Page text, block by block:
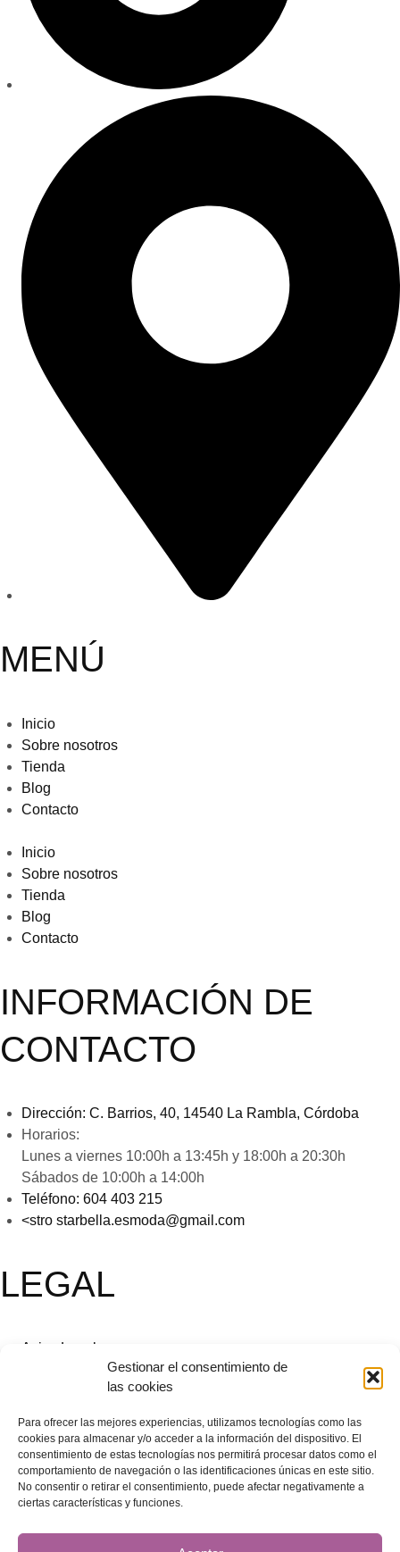
Gestionar el consentimiento de
las cookies
Para ofrecer las mejores experiencias, utilizamos tecnologías como las
cookies para almacenar y/o acceder a la información del dispositivo. El
consentimiento de estas tecnologías nos permitirá procesar datos como el
comportamiento de navegación o las identificaciones únicas en este sitio.
No consentir o retirar el consentimiento, puede afectar negativamente a
ciertas características y funciones.
MENÚ
Inicio
Sobre nosotros
Tienda
Blog
Contacto
Inicio
Sobre nosotros
Tienda
Blog
Contacto
INFORMACIÓN DE
CONTACTO
Dirección: C. Barrios, 40, 14540 La Rambla, Córdoba
Horarios:
Lunes a viernes 10:00h a 13:45h y 18:00h a 20:30h
Sábados de 10:00h a 14:00h
Teléfono: 604 403 215
<stro starbella.esmoda@gmail.com
LEGAL
Aviso Legal
Política de Privacidad
Condiciones generales de compra
Política de Cookies
Aviso Legal